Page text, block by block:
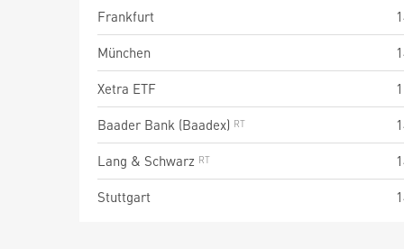
Frankfurt
München
Xetra ETF
Baader Bank (Baadex)
Lang & Schwarz
Stuttgart